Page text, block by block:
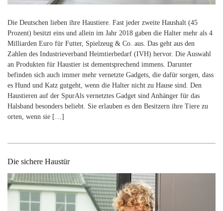
Die Deutschen lieben ihre Haustiere. Fast jeder zweite Haushalt (45
Prozent) besitzt eins und allein im Jahr 2018 gaben die Halter mehr als 4
Milliarden Euro für Futter, Spielzeug & Co. aus. Das geht aus den
Zahlen des Industrieverband Heimtierbedarf (IVH) hervor. Die Auswahl
an Produkten für Haustier ist dementsprechend immens. Darunter
befinden sich auch immer mehr vernetzte Gadgets, die dafür sorgen, dass
es Hund und Katz gutgeht, wenn die Halter nicht zu Hause sind. Den
Haustieren auf der SpurAls vernetztes Gadget sind Anhänger für das
Halsband besonders beliebt. Sie erlauben es den Besitzern ihre Tiere zu
orten, wenn sie […]
Die sichere Haustür